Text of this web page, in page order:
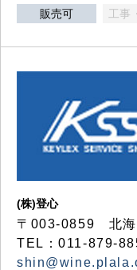
販売可 工事
(株)登心
〒003-0859 北海
TEL：011-879-